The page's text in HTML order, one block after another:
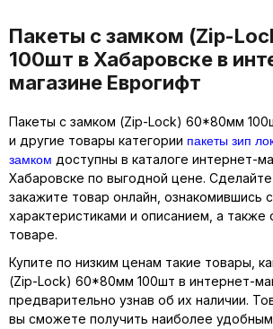
Пакеты с замком (Zip-
100шт в Хабаровске в
магазине Еврогифт
Пакеты с замком (Zip-Lock) 60*80мм
и другие товары категории пакеты зип
замком доступны в каталоге интернет-
Хабаровске по выгодной цене.
закажите товар онлайн, ознакомившись
характеристиками и описанием, а
товаре.
Купите по низким ценам такие товары,
(Zip-Lock) 60*80мм 100шт в интернет-
предварительно узнав об их наличии.
вы сможете получить наиболее